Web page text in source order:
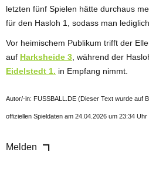
letzten fünf Spielen hätte durchaus
für den Hasloh 1, sodass man
Vor heimischem Publikum trifft der
auf Harksheide 3 , während der
Eidelstedt 1. in Empfang nimmt.
Autor/-in: FUSSBALL.DE (Dieser Text wurde auf
offiziellen Spieldaten am 24.04.2026 um 23:34
Melden